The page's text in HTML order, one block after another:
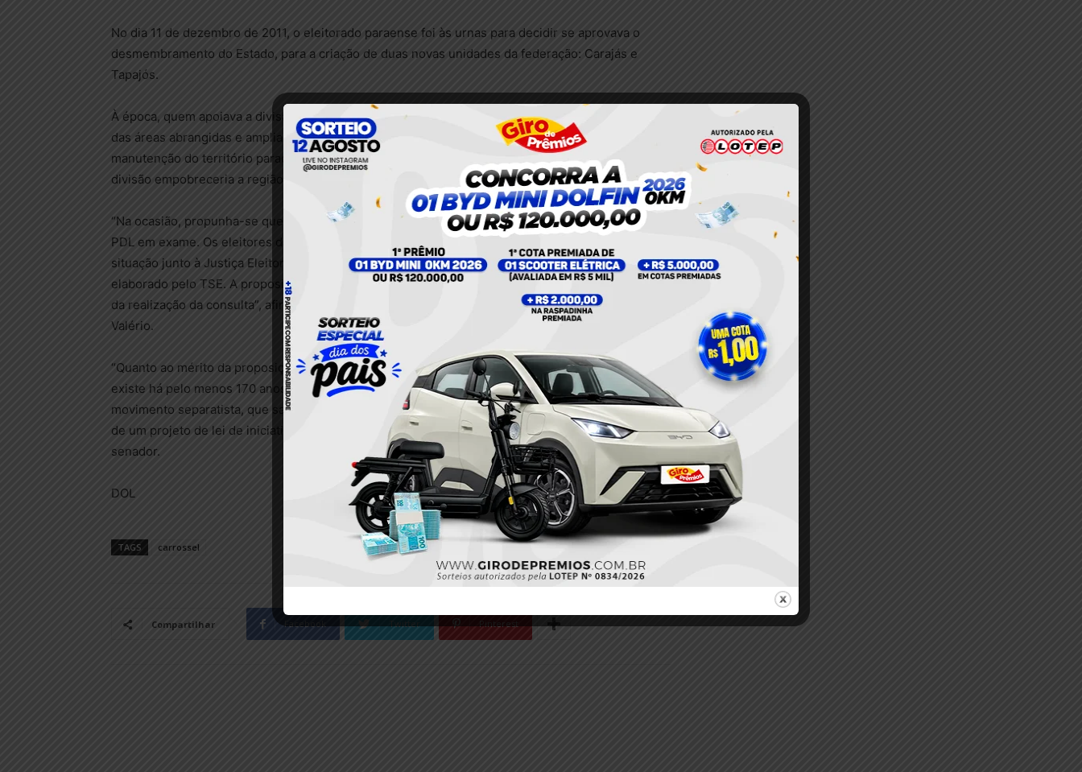
No dia 11 de dezembro de 2011, o eleitorado paraense foi às urnas para decidir se aprovava o
desmembramento do Estado, para a criação de duas novas unidades da federação: Carajás e
Tapajós.
À época, quem apoiava a divisão afirmava que a criação de dois novos Estados facilitaria a gestão
das áreas abrangidas e ampliaria a destinação de recursos federais; já os partidários da
manutenção do território paraense, que adotaram o slogan “Pará, te quero grande”, temiam que a
divisão empobreceria a região que permaneceria como Pará.
“Na ocasião, propunha-se que o estado de Tapajós tivesse 28 municípios, e não 23, como neste
PDL em exame. Os eleitores da população diretamente interessada puderam regularizar sua
situação junto à Justiça Eleitoral em até dois meses antes do plebiscito, conforme cronograma
elaborado pelo TSE. A proposição em exame propõe prazo maior, de cento e cinquenta dias antes
da realização da consulta”, afirmou em seu parecer o relator do PDL 508/2019, senador Plínio
Valério.
“Quanto ao mérito da proposição, resgatamos que o movimento de emancipação do Tapajós
existe há pelo menos 170 anos. Apesar da derrota, o plebiscito de 2011 foi marco para o
movimento separatista, que saiu fortalecido e passou a angariar assinaturas para a apresentação
de um projeto de lei de iniciativa popular visando à criação do Estado do Tapajós”, completou o
senador.
DOL
TAGS carrossel
Compartilhar Facebook Twitter Pinterest